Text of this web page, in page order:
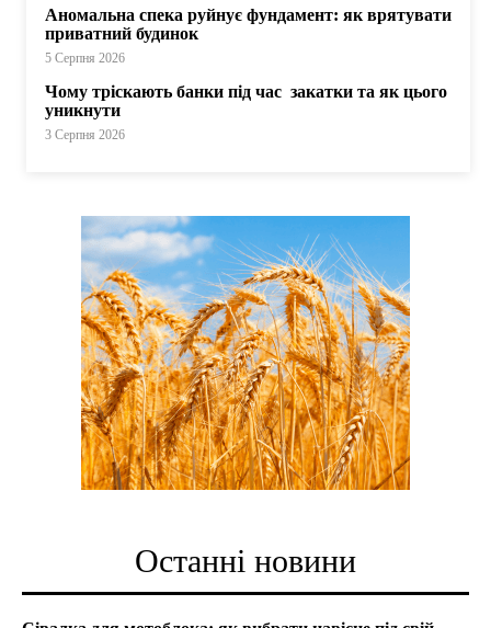
Аномальна спека руйнує фундамент: як врятувати
приватний будинок
5 Серпня 2026
Чому тріскають банки під час закатки та як цього
уникнути
3 Серпня 2026
Останні новини